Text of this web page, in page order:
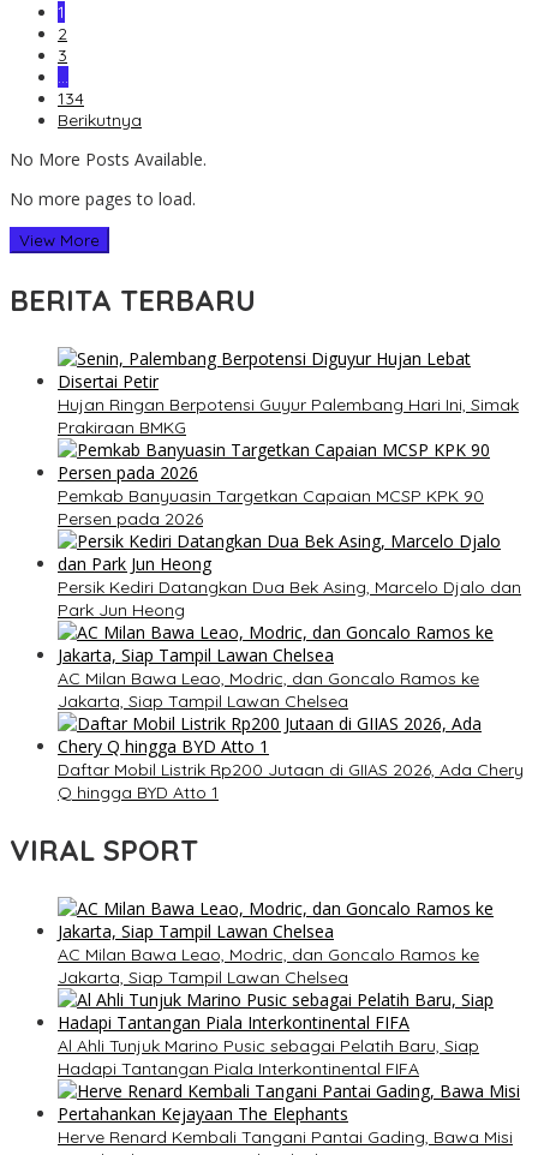
1
2
3
…
134
Berikutnya
No More Posts Available.
No more pages to load.
View More
BERITA TERBARU
Hujan Ringan Berpotensi Guyur Palembang Hari Ini, Simak
Prakiraan BMKG
Pemkab Banyuasin Targetkan Capaian MCSP KPK 90
Persen pada 2026
Persik Kediri Datangkan Dua Bek Asing, Marcelo Djalo dan
Park Jun Heong
AC Milan Bawa Leao, Modric, dan Goncalo Ramos ke
Jakarta, Siap Tampil Lawan Chelsea
Daftar Mobil Listrik Rp200 Jutaan di GIIAS 2026, Ada Chery
Q hingga BYD Atto 1
VIRAL SPORT
AC Milan Bawa Leao, Modric, dan Goncalo Ramos ke
Jakarta, Siap Tampil Lawan Chelsea
Al Ahli Tunjuk Marino Pusic sebagai Pelatih Baru, Siap
Hadapi Tantangan Piala Interkontinental FIFA
Herve Renard Kembali Tangani Pantai Gading, Bawa Misi